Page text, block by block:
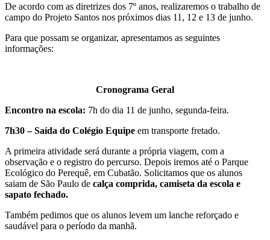
De acordo com as diretrizes dos 7º anos, realizaremos o trabalho de
campo do Projeto Santos nos próximos dias 11, 12 e 13 de junho.
Para que possam se organizar, apresentamos as seguintes
informações:
Cronograma Geral
Encontro na escola: 7h do dia 11 de junho, segunda-feira.
7h30 – Saída do Colégio Equipe em transporte fretado.
A primeira atividade será durante a própria viagem, com a
observação e o registro do percurso. Depois iremos até o Parque
Ecológico do Perequê, em Cubatão. Solicitamos que os alunos
saiam de São Paulo de calça comprida, camiseta da escola e
sapato fechado.
Também pedimos que os alunos levem um lanche reforçado e
saudável para o período da manhã.